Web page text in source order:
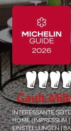
INTERESSANTE
HOME|IMPRESSUM|
EINSTELLUNGEN|